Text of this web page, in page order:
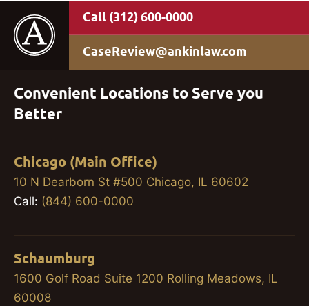
(312) 600-0000
CaseReview@ankinlaw.com
Convenient Locations to Serve you
Better
Chicago (Main Office)
10 N Dearborn St #500 Chicago, IL 60602
Call: (844) 600-0000
Schaumburg
1600 Golf Road Suite 1200 Rolling Meadows, IL
60008